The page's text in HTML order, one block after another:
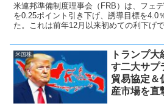
米連邦準備制度理事会（FRB）は、フェ
を0.25ポイント引き下げ、誘導目標を4.0
た。これは前年12月以来初めての利下げ
気動向や投資家心理に深い影響を与える
では、FRBの決断が米国株市場にどのよ
し、投資家が取るべき戦略を探っていきま
米国株
トランプ
す二大サプ
貿易協定＆
産市場を直